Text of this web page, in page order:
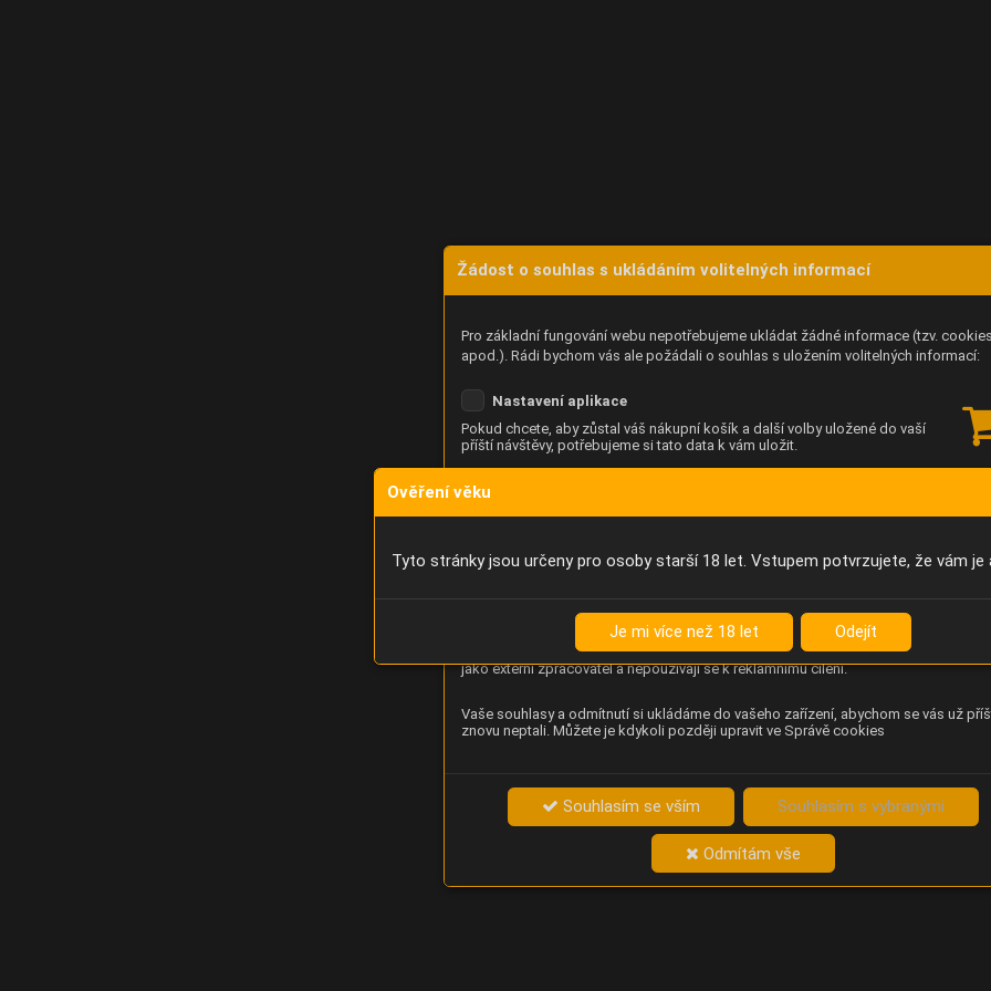
Žádost o souhlas s ukládáním volitelných informací
Pro základní fungování webu nepotřebujeme ukládat žádné informace (tzv.
apod.). Rádi bychom vás ale požádali o souhlas s uložením volitelných informací:
Nastavení aplikace
Pokud chcete, aby zůstal váš nákupní košík a další volby uložené do vaší
příští návštěvy, potřebujeme si tato data k vám uložit.
Analýza chování návštěvníků na webu (pohyb kurzoru, kliknutí, procházení
stránek a heatmapy), která provozovateli e-shopu Betelné škopek pomáhá
zlepšovat obsah a použitelnost. Data zpracovává služba Contentsquare
jako externí zpracovatel a nepoužívají se k reklamnímu cílení.
Vaše souhlasy a odmítnutí si ukládáme do vašeho zařízení, abychom se vás už
znovu neptali. Můžete je kdykoli později upravit ve Správě cookies
Souhlasím se vším Souhlasím s vybranými
Odmítám vše
Ověření věku
Tyto stránky jsou určeny pro osoby starší 18 let. Vstupem potvrzujete, že vám je
Je mi více než 18 let Odejít